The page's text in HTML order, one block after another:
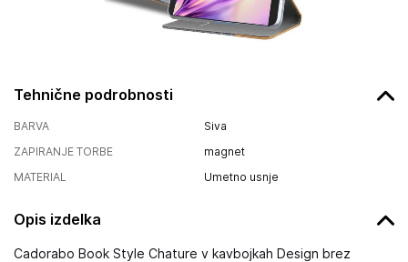
Tehnične podrobnosti
BARVA
Siva
ZAPIRANJE TORBE
magnet
MATERIAL
Umetno usnje
Opis izdelka
Cadorabo Book Style Chature v kavbojkah Design brez